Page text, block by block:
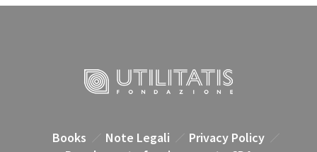
Books Note Legali
Privacy Policy